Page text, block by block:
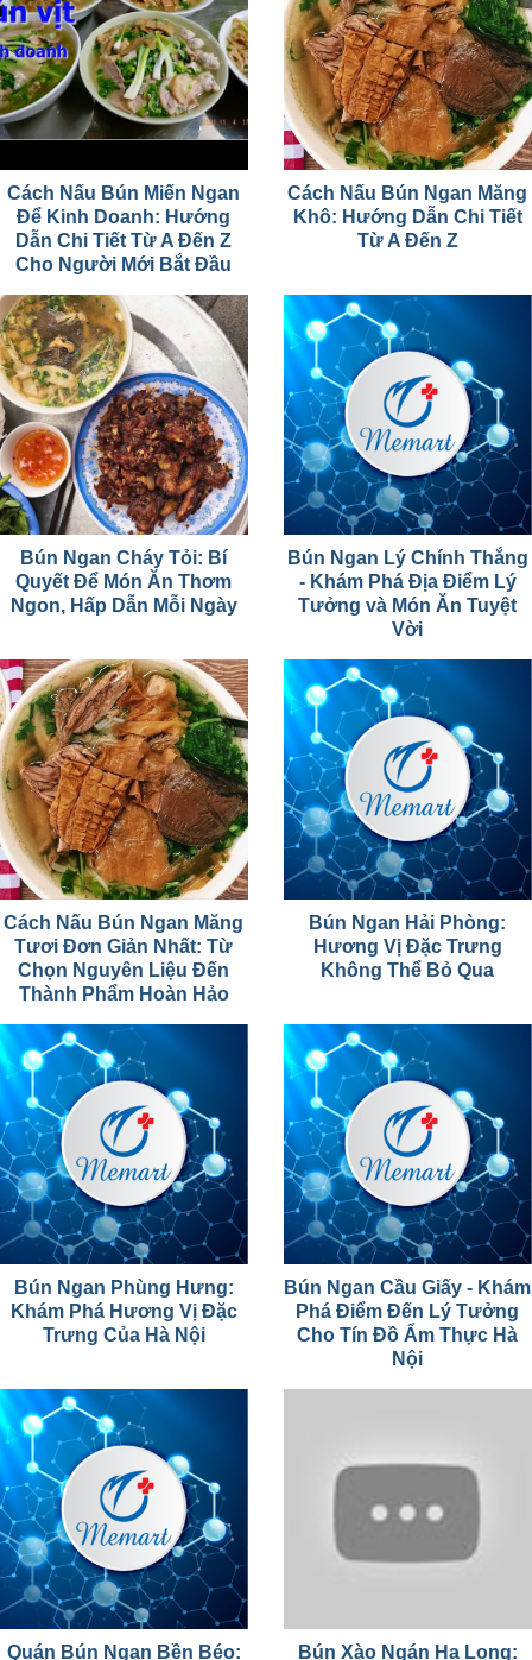
Cách Nấu Bún Miến Ngan
Để Kinh Doanh: Hướng
Dẫn Chi Tiết Từ A Đến Z
Cho Người Mới Bắt Đầu
Cách Nấu Bún Ngan Măng
Khô: Hướng Dẫn Chi Tiết
Từ A Đến Z
Bún Ngan Cháy Tỏi: Bí
Quyết Để Món Ăn Thơm
Ngon, Hấp Dẫn Mỗi Ngày
Bún Ngan Lý Chính Thắng
- Khám Phá Địa Điểm Lý
Tưởng và Món Ăn Tuyệt
Vời
Cách Nấu Bún Ngan Măng
Tươi Đơn Giản Nhất: Từ
Chọn Nguyên Liệu Đến
Thành Phẩm Hoàn Hảo
Bún Ngan Hải Phòng:
Hương Vị Đặc Trưng
Không Thể Bỏ Qua
Bún Ngan Phùng Hưng:
Khám Phá Hương Vị Đặc
Trưng Của Hà Nội
Bún Ngan Cầu Giấy - Khám
Phá Điểm Đến Lý Tưởng
Cho Tín Đồ Ẩm Thực Hà
Nội
Quán Bún Ngan Bền Béo:
Bún Xào Ngán Hạ Long: